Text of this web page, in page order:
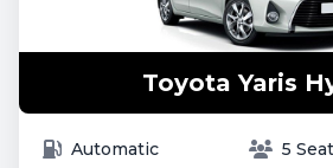
Toyota Yaris
Automatic 5